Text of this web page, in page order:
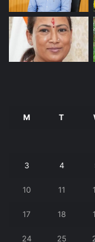
M T
3 4
10 11
17 18
24 25